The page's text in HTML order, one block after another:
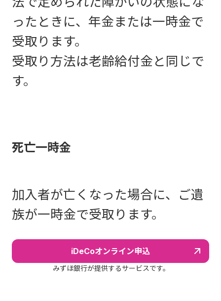
ったときに、年金または一時金で
受取ります。
受取り方法は老齢給付金と同じで
す。
死亡一時金
加入者が亡くなった場合に、ご遺
族が一時金で受取ります。
iDeCoオンライン申込
みずほ銀行が提供するサービスです。